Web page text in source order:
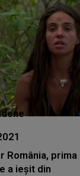
România, prima
a ieșit din